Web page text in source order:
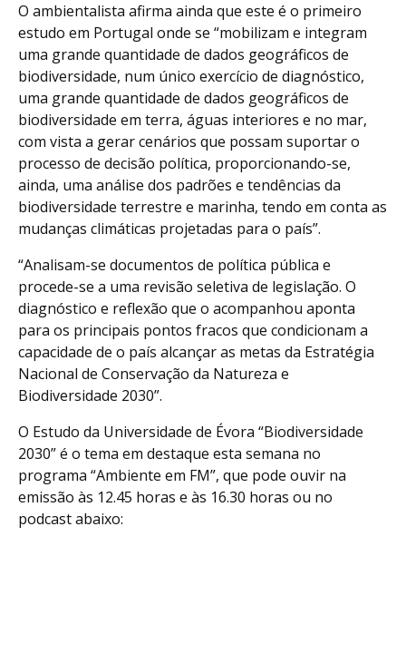
O ambientalista afirma ainda que este é o primeiro
estudo em Portugal onde se “mobilizam e integram
uma grande quantidade de dados geográficos de
biodiversidade, num único exercício de diagnóstico,
uma grande quantidade de dados geográficos de
biodiversidade em terra, águas interiores e no mar,
com vista a gerar cenários que possam suportar o
processo de decisão política, proporcionando-se,
ainda, uma análise dos padrões e tendências da
biodiversidade terrestre e marinha, tendo em conta as
mudanças climáticas projetadas para o país”.
“Analisam-se documentos de política pública e
procede-se a uma revisão seletiva de legislação. O
diagnóstico e reflexão que o acompanhou aponta
para os principais pontos fracos que condicionam a
capacidade de o país alcançar as metas da Estratégia
Nacional de Conservação da Natureza e
Biodiversidade 2030”.
O Estudo da Universidade de Évora “Biodiversidade
2030” é o tema em destaque esta semana no
programa “Ambiente em FM”, que pode ouvir na
emissão às 12.45 horas e às 16.30 horas ou no
podcast abaixo: